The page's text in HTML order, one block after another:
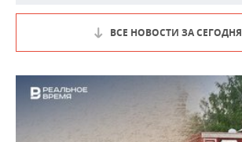
ВСЕ НОВОСТИ ЗА СЕГОДНЯ